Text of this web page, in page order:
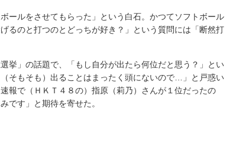
ルをさせてもらった」という白石。かつてソフトボール
るのと打つのとどっちが好き？」という質問には「断然打
」の話題で、「もし自分が出たら何位だと思う？」とい
そもそも）出ることはまったく頭にないので…」と戸惑い
報で（ＨＫＴ４８の）指原（莉乃）さんが１位だったの
です」と期待を寄せた。